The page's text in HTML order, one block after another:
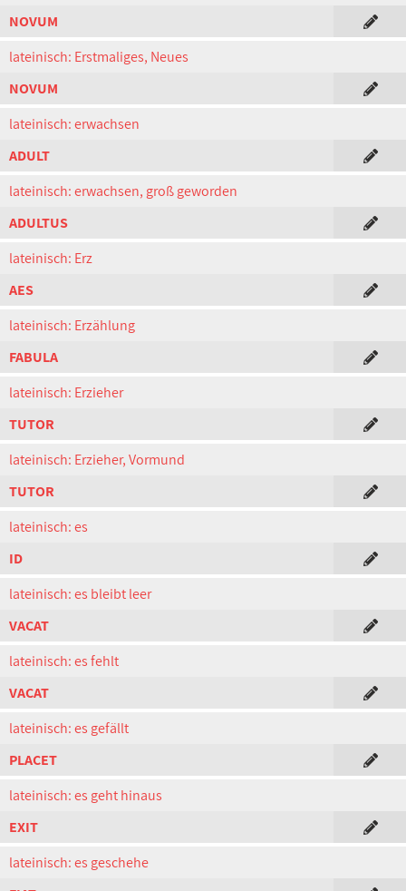
NOVUM
lateinisch: Erstmaliges, Neues
NOVUM
lateinisch: erwachsen
ADULT
lateinisch: erwachsen, groß geworden
ADULTUS
lateinisch: Erz
AES
lateinisch: Erzählung
FABULA
lateinisch: Erzieher
TUTOR
lateinisch: Erzieher, Vormund
TUTOR
lateinisch: es
ID
lateinisch: es bleibt leer
VACAT
lateinisch: es fehlt
VACAT
lateinisch: es gefällt
PLACET
lateinisch: es geht hinaus
EXIT
lateinisch: es geschehe